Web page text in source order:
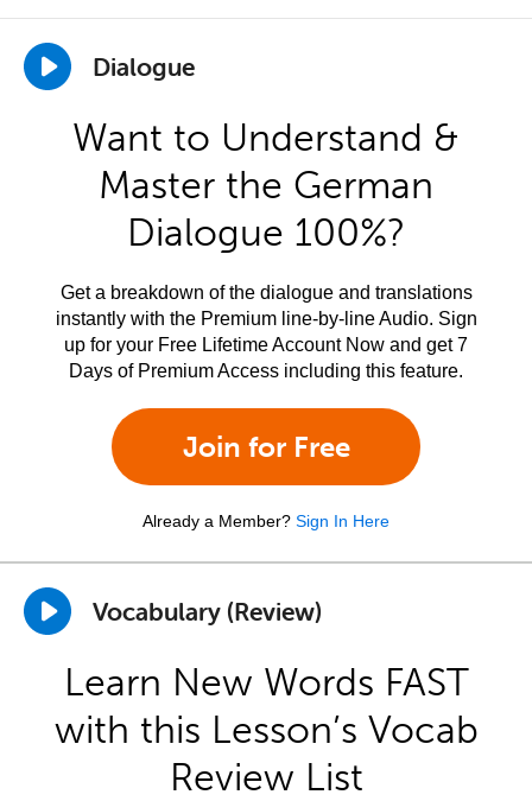
Dialogue
Want to Understand &
Master the German
Dialogue 100%?
Get a breakdown of the dialogue and translations
instantly with the Premium line-by-line Audio. Sign
up for your Free Lifetime Account Now and get 7
Days of Premium Access including this feature.
Join for Free
Already a Member? Sign In Here
Vocabulary (Review)
Learn New Words FAST
with this Lesson’s Vocab
Review List